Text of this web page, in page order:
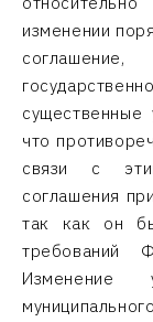
изменении
существенные
что
связи с
соглашения
так как он
требований
Изменение